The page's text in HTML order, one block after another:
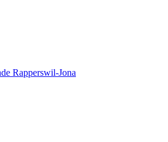
Rapperswil-Jona